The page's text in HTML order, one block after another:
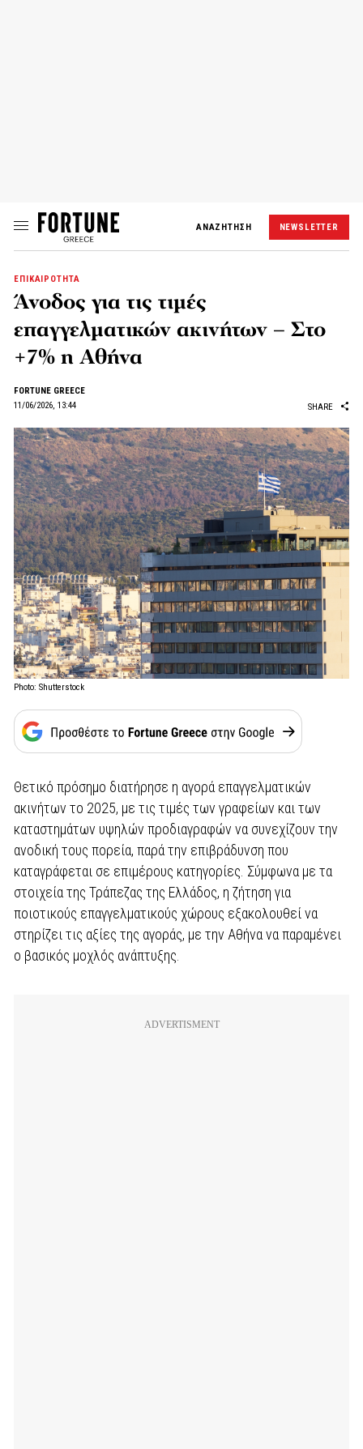
ΑΝΑΖΗΤΗΣΗ NEWSLETTER
ΕΠΙΚΑΙΡΟΤΗΤΑ
Άνοδος για τις τιμές
επαγγελματικών ακινήτων – Στο
+7% η Αθήνα
FORTUNE GREECE
11/06/2026, 13:44
SHARE
Photo: Shutterstock
Θετικό πρόσημο διατήρησε η αγορά επαγγελματικών
ακινήτων το 2025, με τις τιμές των γραφείων και των
καταστημάτων υψηλών προδιαγραφών να συνεχίζουν την
ανοδική τους πορεία, παρά την επιβράδυνση που
καταγράφεται σε επιμέρους κατηγορίες. Σύμφωνα με τα
στοιχεία της Τράπεζας της Ελλάδος, η ζήτηση για
ποιοτικούς επαγγελματικούς χώρους εξακολουθεί να
στηρίζει τις αξίες της αγοράς, με την Αθήνα να παραμένει
ο βασικός μοχλός ανάπτυξης.